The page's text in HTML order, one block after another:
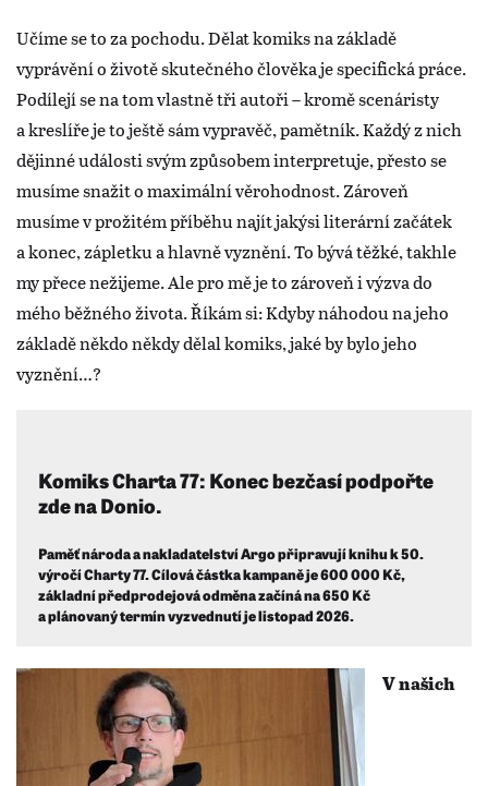
Učíme se to za pochodu. Dělat komiks na základě
vyprávění o životě skutečného člověka je specifická práce.
Podílejí se na tom vlastně tři autoři – kromě scenáristy
a kreslíře je to ještě sám vypravěč, pamětník. Každý z nich
dějinné události svým způsobem interpretuje, přesto se
musíme snažit o maximální věrohodnost. Zároveň
musíme v prožitém příběhu najít jakýsi literární začátek
a konec, zápletku a hlavně vyznění. To bývá těžké, takhle
my přece nežijeme. Ale pro mě je to zároveň i výzva do
mého běžného života. Říkám si: Kdyby náhodou na jeho
základě někdo někdy dělal komiks, jaké by bylo jeho
vyznění…?
Komiks Charta 77: Konec bezčasí podpořte
zde na Donio.
Paměť národa a nakladatelství Argo připravují knihu k 50.
výročí Charty 77. Cílová částka kampaně je 600 000 Kč,
základní předprodejová odměna začíná na 650 Kč
a plánovaný termín vyzvednutí je listopad 2026.
V našich